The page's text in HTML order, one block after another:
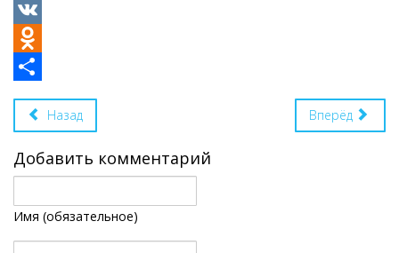
Twitter
VK
Odnoklassniki
Share
Назад
Вперёд
Добавить комментарий
Имя (обязательное)